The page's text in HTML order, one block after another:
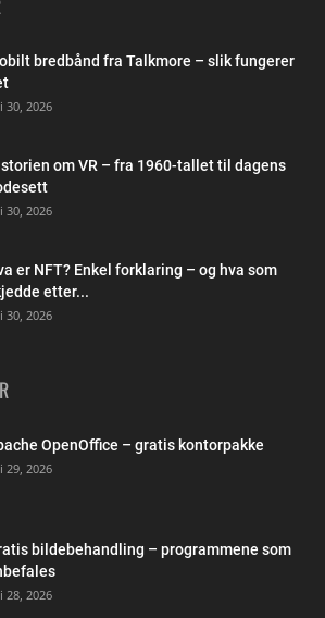
bredbånd fra Talkmore – slik fungerer
30, 2026
om VR – fra 1960-tallet til dagens
30, 2026
er NFT? Enkel forklaring – og hva som
etter...
30, 2026
OpenOffice – gratis kontorpakke
29, 2026
bildebehandling – programmene som
28, 2026